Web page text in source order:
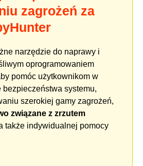
zagrożeń za
narzędzie do naprawy i
oprogramowaniem
pomóc użytkownikom w
bezpieczeństwa systemu,
szerokiej gamy zagrożeń,
związane z zrzutem
także indywidualnej pomocy